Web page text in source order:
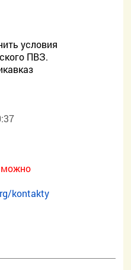
условия
ПВЗ.
можно
kontakty